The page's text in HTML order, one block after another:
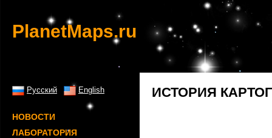
PlanetMaps.ru
ИСТОРИЯ
Русский English
НОВОСТИ
ЛАБОРАТОРИЯ